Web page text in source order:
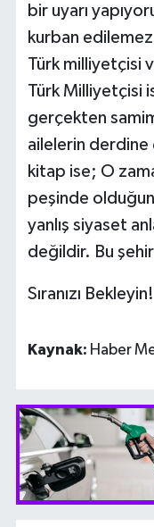
bir uyarı
kurban
Türk milliyetçisi
Türk Milliyetçisi
gerçekten
ailelerin
kitap ise; O
peşinde
yanlış siyaset
değildir. Bu
Sıranızı
Kaynak: Haber